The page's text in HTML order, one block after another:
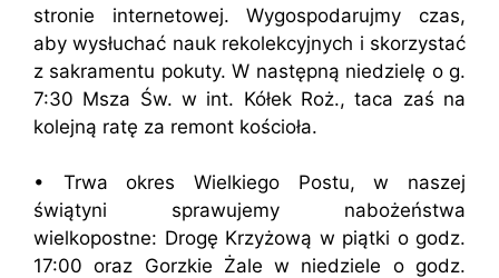
stronie internetowej. Wygospodarujmy czas,
aby wysłuchać nauk rekolekcyjnych i skorzystać
z sakramentu pokuty. W następną niedzielę o g.
7:30 Msza Św. w int. Kółek Roż., taca zaś na
kolejną ratę za remont kościoła.
• Trwa okres Wielkiego Postu, w naszej
świątyni sprawujemy nabożeństwa
wielkopostne: Drogę Krzyżową w piątki o godz.
17:00 oraz Gorzkie Żale w niedziele o godz.